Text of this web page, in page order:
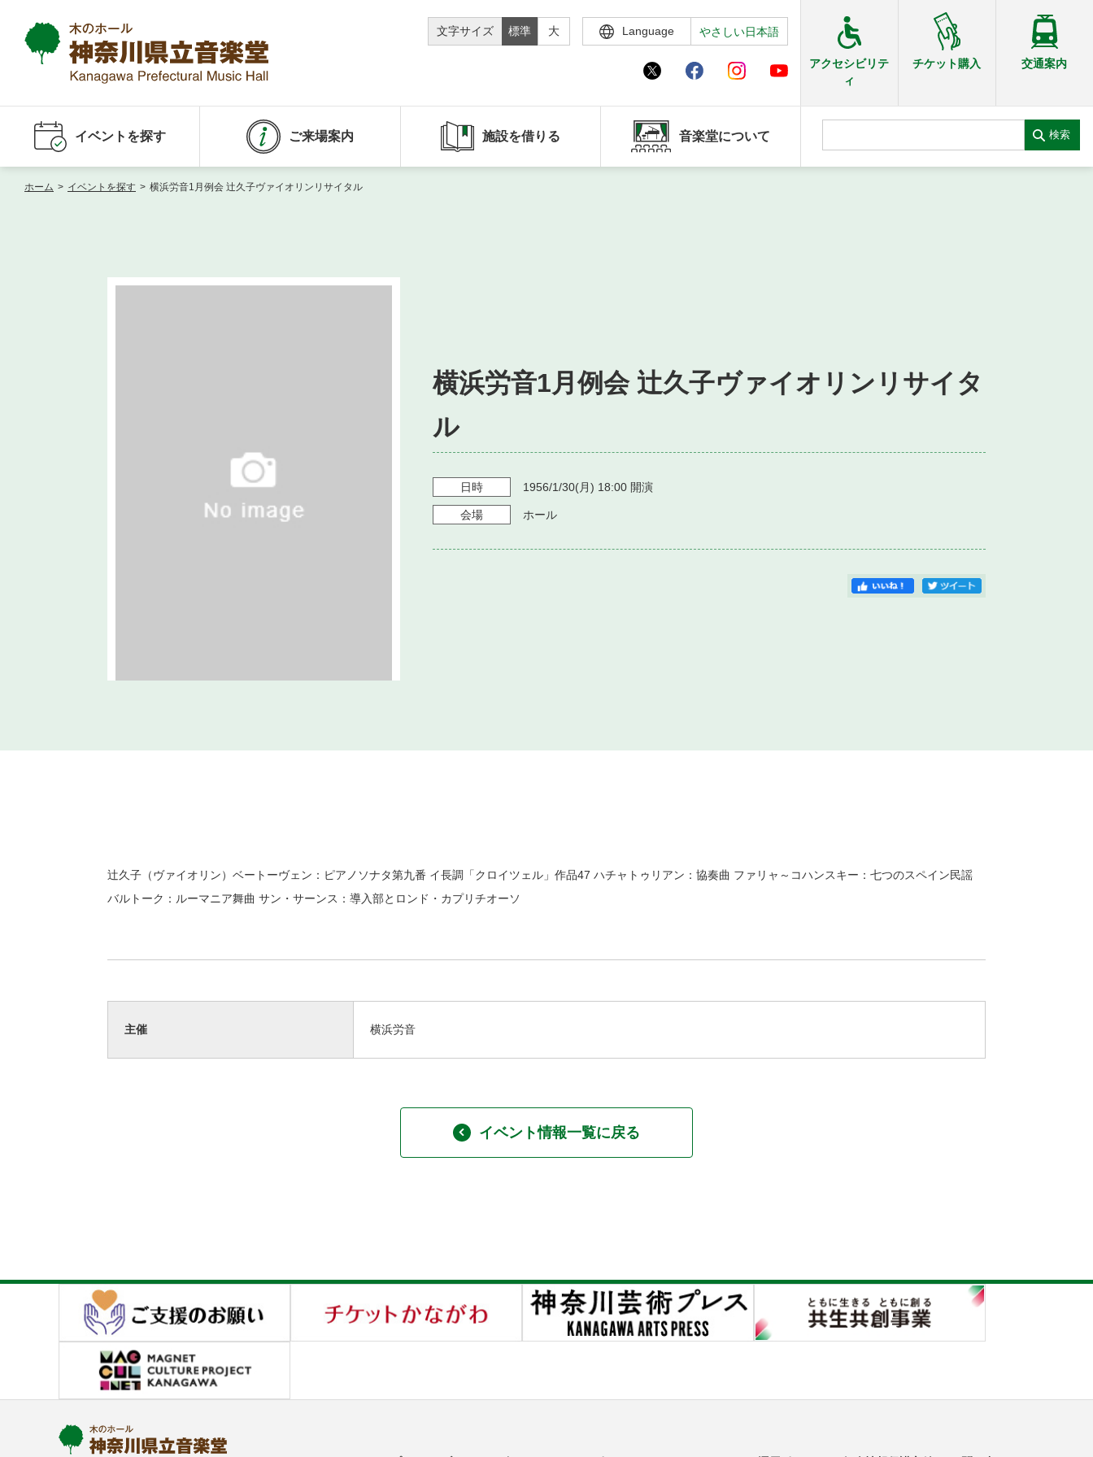
文字サイズ 標準 大 Language やさしい日本語
アクセシビリテ
ィ
チケット購入 交通案内
イベントを探す ご来場案内 施設を借りる 音楽堂について 検索
ホーム > イベントを探す > 横浜労音1月例会 辻久子ヴァイオリンリサイタル
横浜労音1月例会 辻久子ヴァイオリンリサイタ
ル
日時 1956/1/30(月) 18:00 開演
会場 ホール
辻久子（ヴァイオリン）ベートーヴェン：ピアノソナタ第九番 イ長調「クロイツェル」作品47 ハチャトゥリアン：協奏曲 ファリャ～コハンスキー：七つのスペイン民謡
バルトーク：ルーマニア舞曲 サン・サーンス：導入部とロンド・カプリチオーソ
主催 横浜労音
イベント情報一覧に戻る